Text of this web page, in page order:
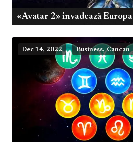
«Avatar 2» invadează Europa
Dec 14, 2022 Business,Cancan